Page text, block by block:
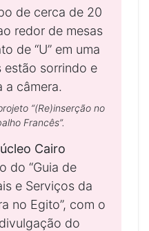
“(Re)inserção no
Francês”.
Cairo
do “Guia de
e Serviços da
no Egito”, com o
do